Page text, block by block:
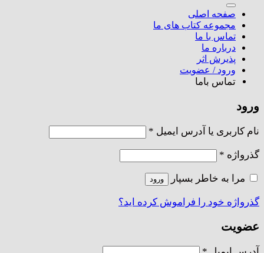
صفحه اصلی
مجموعه کتاب های ما
تماس با ما
درباره ما
پذیرش اثر
ورود / عضویت
تماس باما
ورود
نام کاربری یا آدرس ایمیل *
گذرواژه *
مرا به خاطر بسپار ورود
گذرواژه خود را فراموش کرده اید؟
عضویت